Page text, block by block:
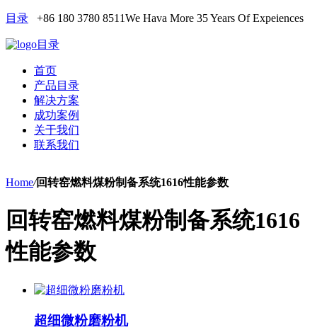
目录 +86 180 3780 8511We Hava More 35 Years Of Expeiences
目录
首页
产品目录
解决方案
成功案例
关于我们
联系我们
Home/回转窑燃料煤粉制备系统1616性能参数
回转窑燃料煤粉制备系统1616
性能参数
超细微粉磨粉机